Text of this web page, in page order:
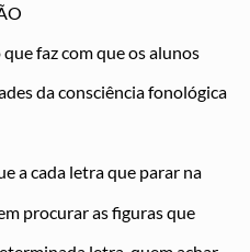
faz com que os alunos
da consciência fonológica
a cada letra que parar na
procurar as figuras que